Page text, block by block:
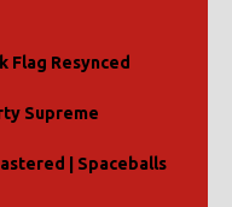
Flag Resynced
Supreme
| Spaceballs